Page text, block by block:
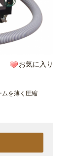
お気に入り
ムを薄く圧縮